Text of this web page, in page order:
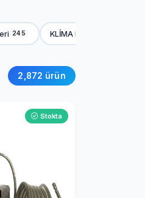
245 KLİMA HORTUMLARI
2,872 ürün
Stokta